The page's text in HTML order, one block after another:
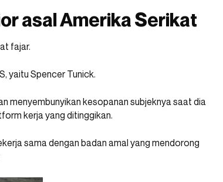
asal Amerika Serikat
fajar.
yaitu Spencer Tunick.
menyembunyikan kesopanan subjeknya saat dia
kerja yang ditinggikan.
sama dengan badan amal yang mendorong